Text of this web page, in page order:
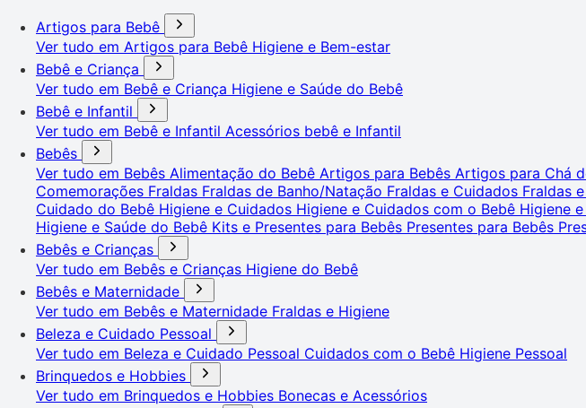
Artigos para Bebê
Ver tudo em Artigos para Bebê Higiene e Bem-estar
Bebê e Criança
Ver tudo em Bebê e Criança Higiene e Saúde do Bebê
Bebê e Infantil
Ver tudo em Bebê e Infantil Acessórios bebê e Infantil
Bebês
Ver tudo em Bebês Alimentação do Bebê Artigos para Bebês Artigos para Chá
Comemorações Fraldas Fraldas de Banho/Natação Fraldas e Cuidados Fraldas
Cuidado do Bebê Higiene e Cuidados Higiene e Cuidados com o Bebê Higiene
Higiene e Saúde do Bebê Kits e Presentes para Bebês Presentes para Bebês
Bebês e Crianças
Ver tudo em Bebês e Crianças Higiene do Bebê
Bebês e Maternidade
Ver tudo em Bebês e Maternidade Fraldas e Higiene
Beleza e Cuidado Pessoal
Ver tudo em Beleza e Cuidado Pessoal Cuidados com o Bebê Higiene Pessoal
Brinquedos e Hobbies
Ver tudo em Brinquedos e Hobbies Bonecas e Acessórios